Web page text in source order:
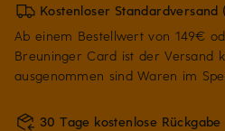
Kostenloser Standardversand
Ab einem Bestellwert von 149€
Breuninger Card ist der Versand
ausgenommen sind Waren im
30 Tage kostenlose Rückgabe